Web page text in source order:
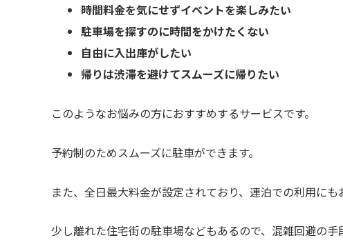
時間料金を気にせずイベントを楽しみたい
駐車場を探すのに時間をかけたくない
自由に入出庫がしたい
帰りは渋滞を避けてスムーズに帰りたい
このようなお悩みの方におすすめするサービスです。
予約制のためスムーズに駐車ができます。
また、全日最大料金が設定されており、連泊での利用にも
少し離れた住宅街の駐車場などもあるので、混雑回避の手